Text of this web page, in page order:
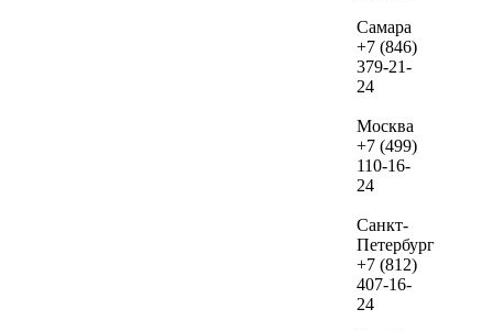
Самара
+7 (846)
379-21-
24
Москва
+7 (499)
110-16-
24
Санкт-
Петербург
+7 (812)
407-16-
24